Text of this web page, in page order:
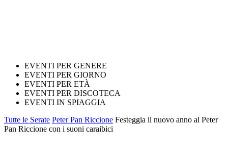
EVENTI PER GENERE
EVENTI PER GIORNO
EVENTI PER ETÀ
EVENTI PER DISCOTECA
EVENTI IN SPIAGGIA
Tutte le Serate Peter Pan Riccione Festeggia il nuovo anno al Peter
Pan Riccione con i suoni caraibici